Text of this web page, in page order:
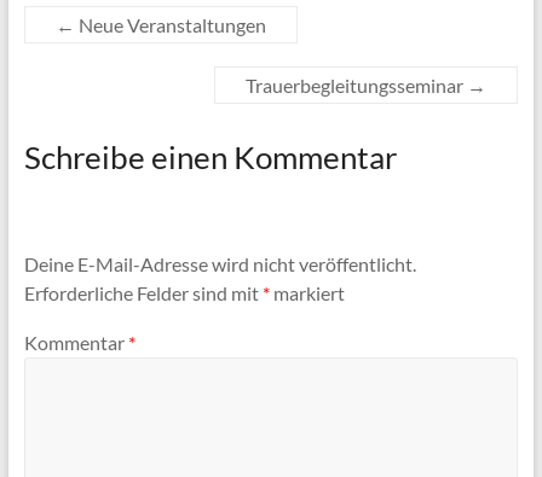
← Neue Veranstaltungen
Trauerbegleitungsseminar →
Schreibe einen Kommentar
Deine E-Mail-Adresse wird nicht veröffentlicht.
Erforderliche Felder sind mit *markiert
Kommentar *